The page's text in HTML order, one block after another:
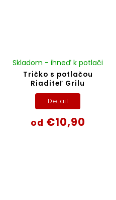
Tričko s potlačou
Riaditeľ Grilu
Skladom - ihneď k potlači
od €10,90
Detail